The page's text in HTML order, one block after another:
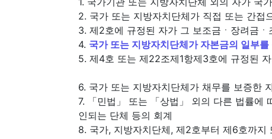
2. 국가 또는 지방자치단체가 직접 또는 간접
3. 제2호에 규정된 자가 그 보조금ㆍ장려금
4. 국가 또는 지방자치단체가 자본금의 일부
5. 제4호 또는 제22조제1항제3호에 규정된
6. 국가 또는 지방자치단체가 채무를 보증한
7. 「민법」 또는 「상법」 외의 다른 법률에
인되는 단체 등의 회계
8. 국가, 지방자치단체, 제2호부터 제6호까